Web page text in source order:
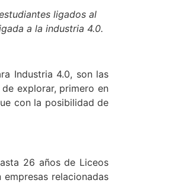
ligados al
a la industria 4.0.
Industria 4.0, son las
explorar, primero en
con la posibilidad de
26 años de Liceos
relacionadas